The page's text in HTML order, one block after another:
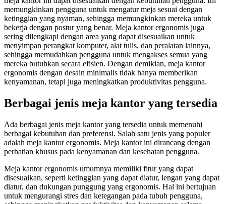
memungkinkan pengguna untuk mengatur meja sesuai dengan
ketinggian yang nyaman, sehingga memungkinkan mereka untuk
bekerja dengan postur yang benar. Meja kantor ergonomis juga
sering dilengkapi dengan area yang dapat disesuaikan untuk
menyimpan perangkat komputer, alat tulis, dan peralatan lainnya,
sehingga memudahkan pengguna untuk mengakses semua yang
mereka butuhkan secara efisien. Dengan demikian, meja kantor
ergonomis dengan desain minimalis tidak hanya memberikan
kenyamanan, tetapi juga meningkatkan produktivitas pengguna.
Berbagai jenis meja kantor yang tersedia
Ada berbagai jenis meja kantor yang tersedia untuk memenuhi
berbagai kebutuhan dan preferensi. Salah satu jenis yang populer
adalah meja kantor ergonomis. Meja kantor ini dirancang dengan
perhatian khusus pada kenyamanan dan kesehatan pengguna.
Meja kantor ergonomis umumnya memiliki fitur yang dapat
disesuaikan, seperti ketinggian yang dapat diatur, lengan yang dapat
diatur, dan dukungan punggung yang ergonomis. Hal ini bertujuan
untuk mengurangi stres dan ketegangan pada tubuh pengguna,